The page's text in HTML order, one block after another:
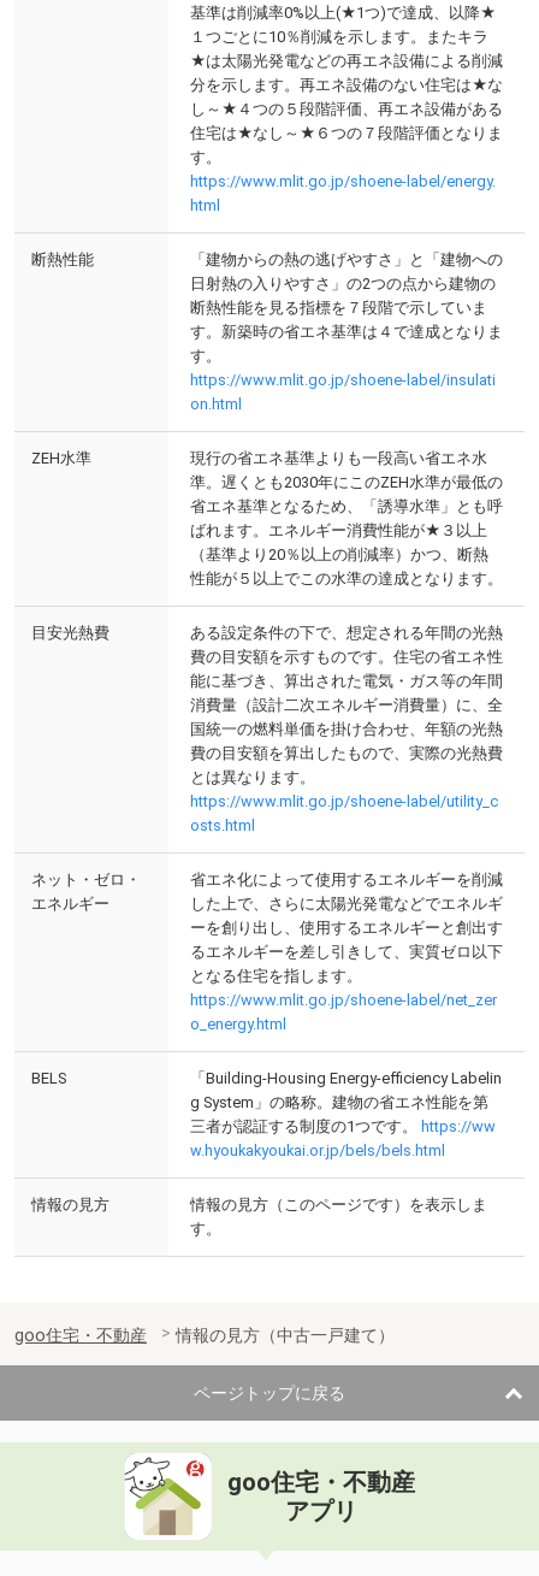
基準は削減率0%以上(★1つ)で達成、以降★
１つごとに10％削減を示します。またキラ
★は太陽光発電などの再エネ設備による削減
分を示します。再エネ設備のない住宅は★な
し～★４つの５段階評価、再エネ設備がある
住宅は★なし～★６つの７段階評価となりま
す。
https://www.mlit.go.jp/shoene-label/energy.
html
断熱性能
「建物からの熱の逃げやすさ」と「建物への
日射熱の入りやすさ」の2つの点から建物の
断熱性能を見る指標を７段階で示していま
す。新築時の省エネ基準は４で達成となりま
す。
https://www.mlit.go.jp/shoene-label/insulati
on.html
ZEH水準
現行の省エネ基準よりも一段高い省エネ水
準。遅くとも2030年にこのZEH水準が最低の
省エネ基準となるため、「誘導水準」とも呼
ばれます。エネルギー消費性能が★３以上
（基準より20％以上の削減率）かつ、断熱
性能が５以上でこの水準の達成となります。
目安光熱費
ある設定条件の下で、想定される年間の光熱
費の目安額を示すものです。住宅の省エネ性
能に基づき、算出された電気・ガス等の年間
消費量（設計二次エネルギー消費量）に、全
国統一の燃料単価を掛け合わせ、年額の光熱
費の目安額を算出したもので、実際の光熱費
とは異なります。
https://www.mlit.go.jp/shoene-label/utility_c
osts.html
ネット・ゼロ・
エネルギー
省エネ化によって使用するエネルギーを削減
した上で、さらに太陽光発電などでエネルギ
ーを創り出し、使用するエネルギーと創出す
るエネルギーを差し引きして、実質ゼロ以下
となる住宅を指します。
https://www.mlit.go.jp/shoene-label/net_zer
o_energy.html
BELS
「Building-Housing Energy-efficiency Labelin
g System」の略称。建物の省エネ性能を第
三者が認証する制度の1つです。
https://ww
w.hyoukakyoukai.or.jp/bels/bels.html
情報の見方
情報の見方（このページです）を表示しま
す。
goo住宅・不動産 情報の見方（中古一戸建て）
ページトップに戻る
goo住宅・不動産
アプリ